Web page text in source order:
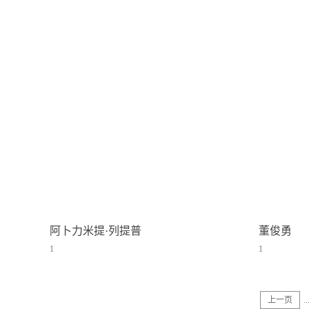
阿卜力米提·列提普
1
董俊勇
1
上一页 ...